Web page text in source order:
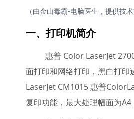
（由金山毒霸-电脑医生，提供技术
一、打印机简介
惠普 Color LaserJet
面打印和网络打印，黑白打
LaserJet CM1015 惠普
复印功能，最大处理幅面为A4